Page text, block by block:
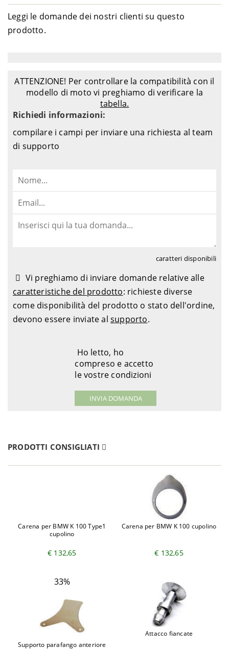
Leggi le domande dei nostri clienti su questo
prodotto.
ATTENZIONE! Per controllare la compatibilità con il
modello di moto vi preghiamo di verificare la
tabella.
Richiedi informazioni:
compilare i campi per inviare una richiesta al team
di supporto
caratteri disponibili
Vi preghiamo di inviare domande relative alle
caratteristiche del prodotto: richieste diverse
come disponibilità del prodotto o stato dell'ordine,
devono essere inviate al supporto.
Ho letto, ho
compreso e accetto
le vostre condizioni
PRODOTTI CONSIGLIATI
Carena per BMW K 100 Type1
cupolino
€ 132,65
Carena per BMW K 100 cupolino
€ 132,65
33%
Supporto parafango anteriore
Attacco fiancate